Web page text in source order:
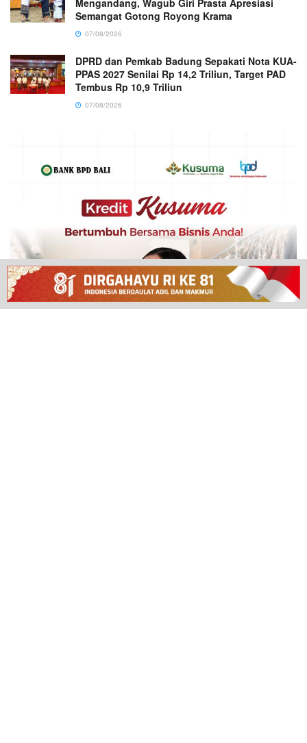
Semangat Gotong Royong Krama
07/08/2026
DPRD dan Pemkab Badung Sepakati Nota KUA-
PPAS 2027 Senilai Rp 14,2 Triliun, Target PAD
Tembus Rp 10,9 Triliun
07/08/2026